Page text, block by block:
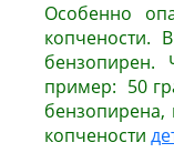
Особенно
копчености.
бензопирен.
пример: 50
бензопирена,
копчености